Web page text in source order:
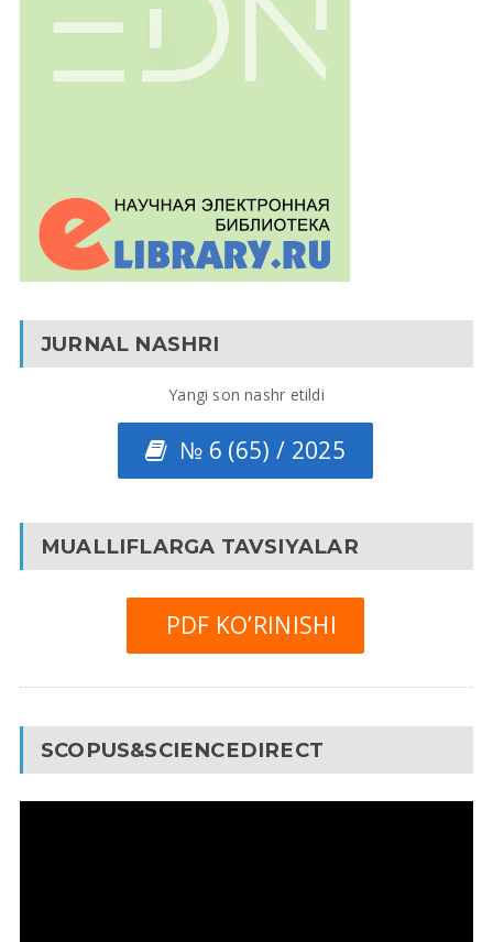
JURNAL NASHRI
Yangi son nashr etildi
№ 6 (65) / 2025
MUALLIFLARGA TAVSIYALAR
PDF KO’RINISHI
SCOPUS&SCIENCEDIRECT